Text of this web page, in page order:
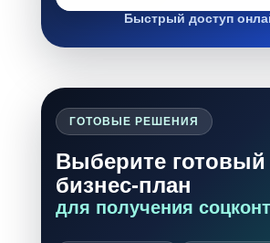
Быстрый доступ
ГОТОВЫЕ РЕШЕНИЯ
Выберите готовый
бизнес-план
для получения